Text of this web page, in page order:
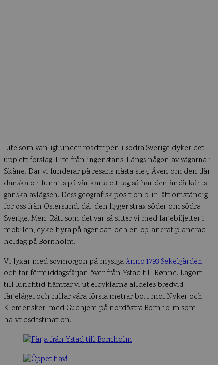
Lite som vanligt under roadtripen i södra Sverige dyker det
upp ett förslag. Lite från ingenstans. Längs någon av vägarna i
Skåne. Där vi funderar på resans nästa steg. Även om den där
danska ön funnits på vår karta ett tag så har den ändå känts
ganska avlägsen. Dess geografisk position blir lätt omständig
för oss från Östersund, där den ligger strax söder om södra
Sverige. Men. Rätt som det var så sitter vi med färjebiljetter i
mobilen, cykelhyra på agendan och en oplanerat planerad
heldag på Bornholm.
Vi lyxar med sovmorgon på mysigaAnno 1793 Sekelgården
och tar förmiddagsfärjan över från Ystad till Rønne. Lagom
till lunchtid hämtar vi ut elcyklarna alldeles bredvid
färjeläget och rullar våra första metrar bort mot Nyker och
Klemensker, med Gudhjem på nordöstra Bornholm som
halvtidsdestination.